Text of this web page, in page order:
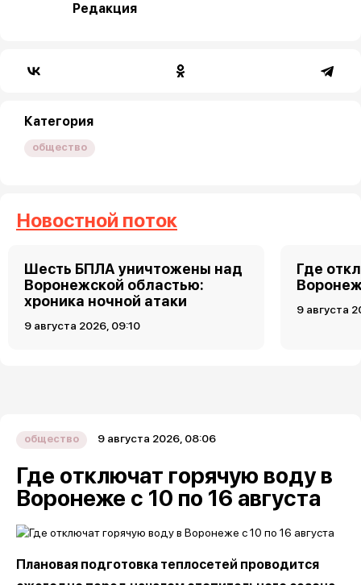
Редакция
Категория
общество
Новостной поток
Шесть БПЛА уничтожены над
Воронежской областью:
хроника ночной атаки
9 августа 2026, 09:10
Где
9 августа
общество 9 августа 2026, 08:06
Где отключат горячую воду в
Воронеже с 10 по 16 августа
Плановая подготовка теплосетей проводится